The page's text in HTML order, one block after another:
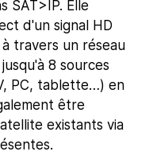
SAT>IP. Elle
d'un signal HD
travers un réseau
8 sources
PC, tablette…) en
être
existants via